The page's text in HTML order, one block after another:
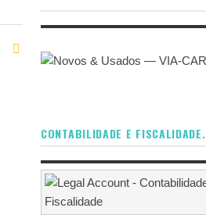
CONTABILIDADE E FISCALIDADE.